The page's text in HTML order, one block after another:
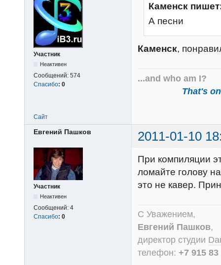
Участник
Неактивен
Сообщений: 574
Спасибо: 0
Каменск
А песни
Каменск,
...and who am I?
That's
Сайт
Евгений Пашков 2011-01-10
Участник
Неактивен
Сообщений: 4
Спасибо: 0
При компиляции
ломайте голову
это не кавер.
С Уважением,
Евгений Пашков,
директор студии
телефон: +7 915 83